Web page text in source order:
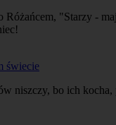
"Starzy -
świecie
niszczy, bo ich